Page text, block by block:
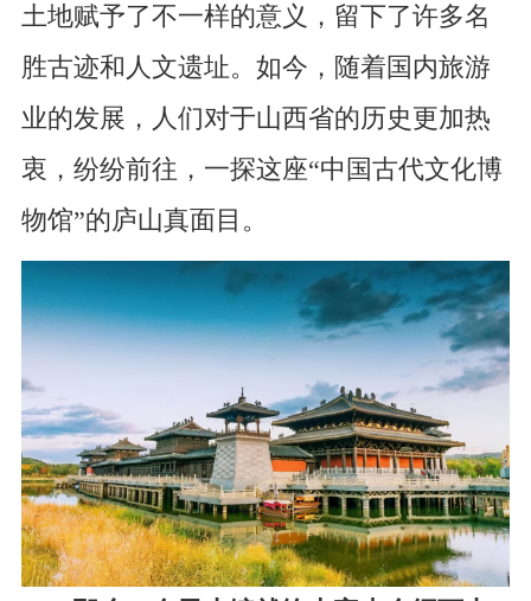
土地赋予了不一样的意义，留下了许多名
胜古迹和人文遗址。如今，随着国内旅游
业的发展，人们对于山西省的历史更加热
衷，纷纷前往，一探这座“中国古代文化博
物馆”的庐山真面目。